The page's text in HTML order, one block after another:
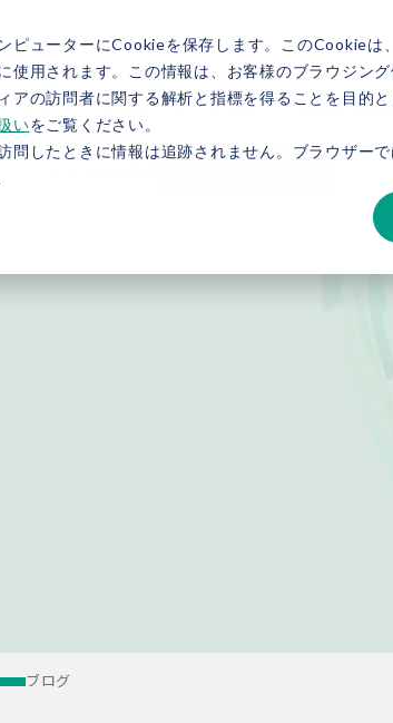
ピューターにCookieを保存します。このCookieは
使用されます。この情報は、お客様のブラウジン
アの訪問者に関する解析と指標を得ることを目的
いをご覧ください。
問したときに情報は追跡されません。ブラウザー
ンニュートラル総研 サービス紹介 事例紹介新
ブログ